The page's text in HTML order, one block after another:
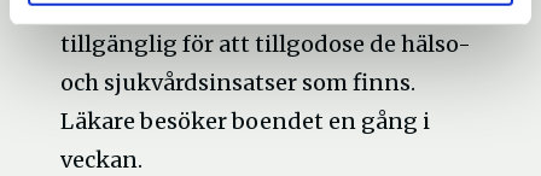
tillgänglig för att tillgodose de hälso-
och sjukvårdsinsatser som finns.
Läkare besöker boendet en gång i
veckan.